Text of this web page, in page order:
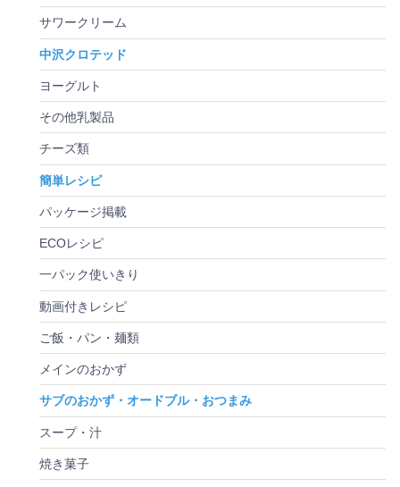
サワークリーム
中沢クロテッド
ヨーグルト
その他乳製品
チーズ類
簡単レシピ
パッケージ掲載
ECOレシピ
一パック使いきり
動画付きレシピ
ご飯・パン・麺類
メインのおかず
サブのおかず・オードブル・おつまみ
スープ・汁
焼き菓子